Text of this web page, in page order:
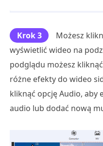
Krok 3 Możesz
wyświetlić wideo na
podglądu możesz kliknąć
różne efekty do wideo
kliknąć opcję Audio, aby
audio lub dodać nową